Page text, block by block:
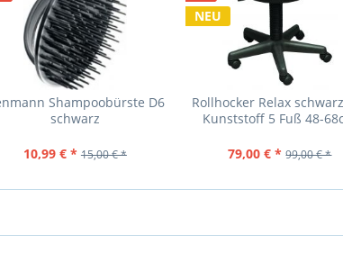
Shampoobürste D6
schwarz
10,99 € * 15,00 € *
NEU
Rollhocker Relax
Kunststoff 5 Fuß 48-
79,00 € * 99,00 € *